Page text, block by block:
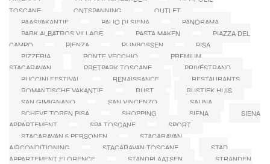
TOSCANE
ONTSPANNING
OUTLET
PAASVAKANTIE
PALIO DI SIENA
PANORAMA
PARK ALBATROS VILLAGE
PASTA MAKEN
PIAZZA DEL
CAMPO
PIENZA PIJNBOSSEN
PISA
PIZZERIA
PONTE VECCHIO
PREMIUM
STACARAVAN
PRETPARK TOSCANE
PRIVÉSTRAND
PUCCINI FESTIVAL
RENAISSANCE
RESTAURANTS
ROMANTISCHE VAKANTIE
RUST
RUSTIEK HUIS
SAN GIMIGNANO
SAN VINCENZO
SAUNA
SCHEVE TOREN PISA
SHOPPING SIENA
SIENA
APPARTEMENT
SPA TOSCANE
SPORT
STACARAVAN 6 PERSONEN
STACARAVAN
AIRCONDITIONING
STACARAVAN TOSCANE
STAD
APPARTEMENT FLORENCE
STANDPLAATSEN
STRANDEN